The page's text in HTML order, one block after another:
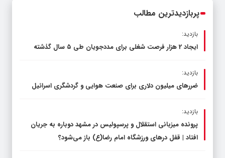
پربازدیدترین مطالب
بازدید:
ایجاد 2 هزار فرصت شغلی برای مددجویان طی ۵ سال گذشته
بازدید:
ضررهای میلیون دلاری برای صنعت هوایی و گردشگری اسرائیل
بازدید:
پرونده میزبانی استقلال و پرسپولیس در مشهد دوباره به جریان
افتاد | قفل در‌های ورزشگاه امام رضا(ع) باز می‌شود؟